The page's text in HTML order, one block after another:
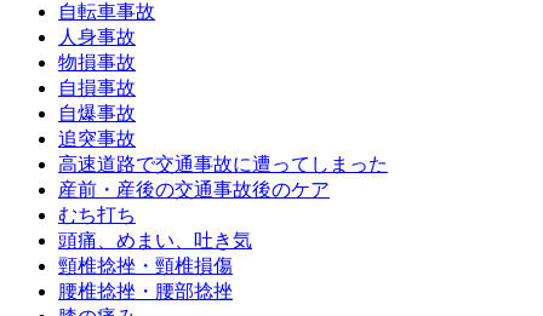
自転車事故
人身事故
物損事故
自損事故
自爆事故
追突事故
高速道路で交通事故に遭ってしまった
産前・産後の交通事故後のケア
むち打ち
頭痛、めまい、吐き気
頸椎捻挫・頸椎損傷
腰椎捻挫・腰部捻挫